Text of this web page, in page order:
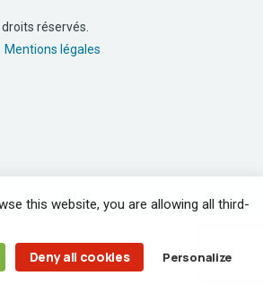
réservés.
Mentions légales
this website, you are allowing all third-
Deny all cookies Personalize